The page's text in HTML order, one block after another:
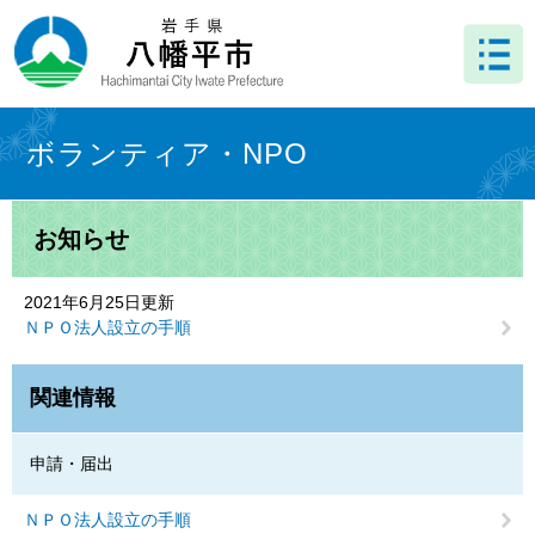
ー
ジ
先
頭
で
ニ
ュ
を
飛
ば
文 ボランティア・NPO
お知らせ
2021年6月25日更新
ＮＰＯ法人設立の手順
関連情報
申請・届出
ＮＰＯ法人設立の手順